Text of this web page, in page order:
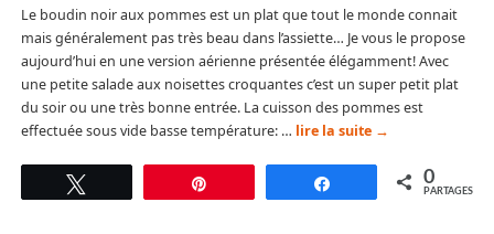
Le boudin noir aux pommes est un plat que tout le monde connait
mais généralement pas très beau dans l’assiette… Je vous le propose
aujourd’hui en une version aérienne présentée élégamment! Avec
une petite salade aux noisettes croquantes c’est un super petit plat
du soir ou une très bonne entrée. La cuisson des pommes est
effectuée sous vide basse température: … lire la suite →
Partagez 0
PARTAGES